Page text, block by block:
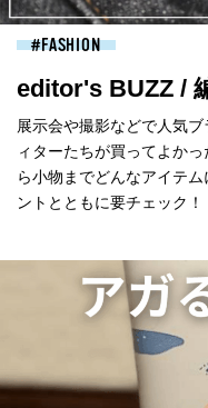
FASHION
editor's BUZZ /
展示会や撮影などで人気
ィターたちが買ってよか
ら小物までどんなアイテ
ントとともに要チェック！